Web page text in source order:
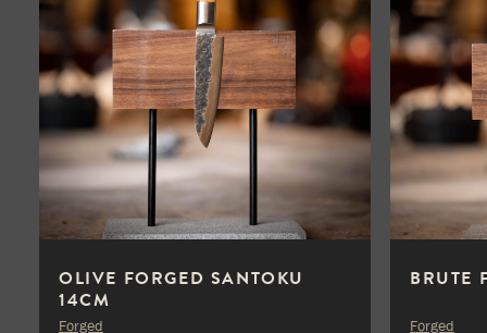
OLIVE FORGED SANTOKU
14CM
Forged
BRUTE
Forged